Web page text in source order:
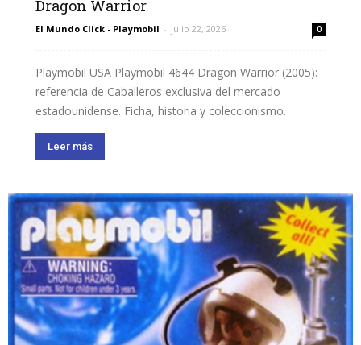
Dragon Warrior
El Mundo Click - Playmobil - julio 22, 2026 0
Playmobil USA Playmobil 4644 Dragon Warrior (2005):
referencia de Caballeros exclusiva del mercado
estadounidense. Ficha, historia y coleccionismo.
Leer más